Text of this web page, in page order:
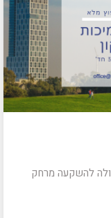
מעולה להשקעה מרחק